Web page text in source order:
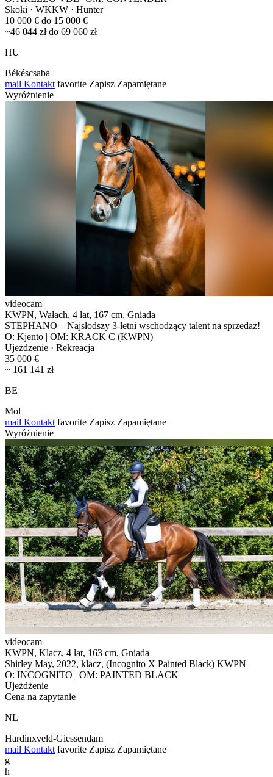
Skoki · WKKW · Hunter
10 000 € do 15 000 €
~46 044 zł do 69 060 zł
HU
Békéscsaba
mail Kontakt favorite Zapisz Zapamiętane
Wyróżnienie
videocam
KWPN, Wałach, 4 lat, 167 cm, Gniada
STEPHANO – Najsłodszy 3-letni wschodzący talent na sprzedaż!
O: Kjento | OM: KRACK C (KWPN)
Ujeżdżenie · Rekreacja
35 000 €
~ 161 141 zł
BE
Mol
mail Kontakt favorite Zapisz Zapamiętane
Wyróżnienie
videocam
KWPN, Klacz, 4 lat, 163 cm, Gniada
Shirley May, 2022, klacz, (Incognito X Painted Black) KWPN
O: INCOGNITO | OM: PAINTED BLACK
Ujeżdżenie
Cena na zapytanie
NL
Hardinxveld-Giessendam
mail Kontakt favorite Zapisz Zapamiętane
g
h